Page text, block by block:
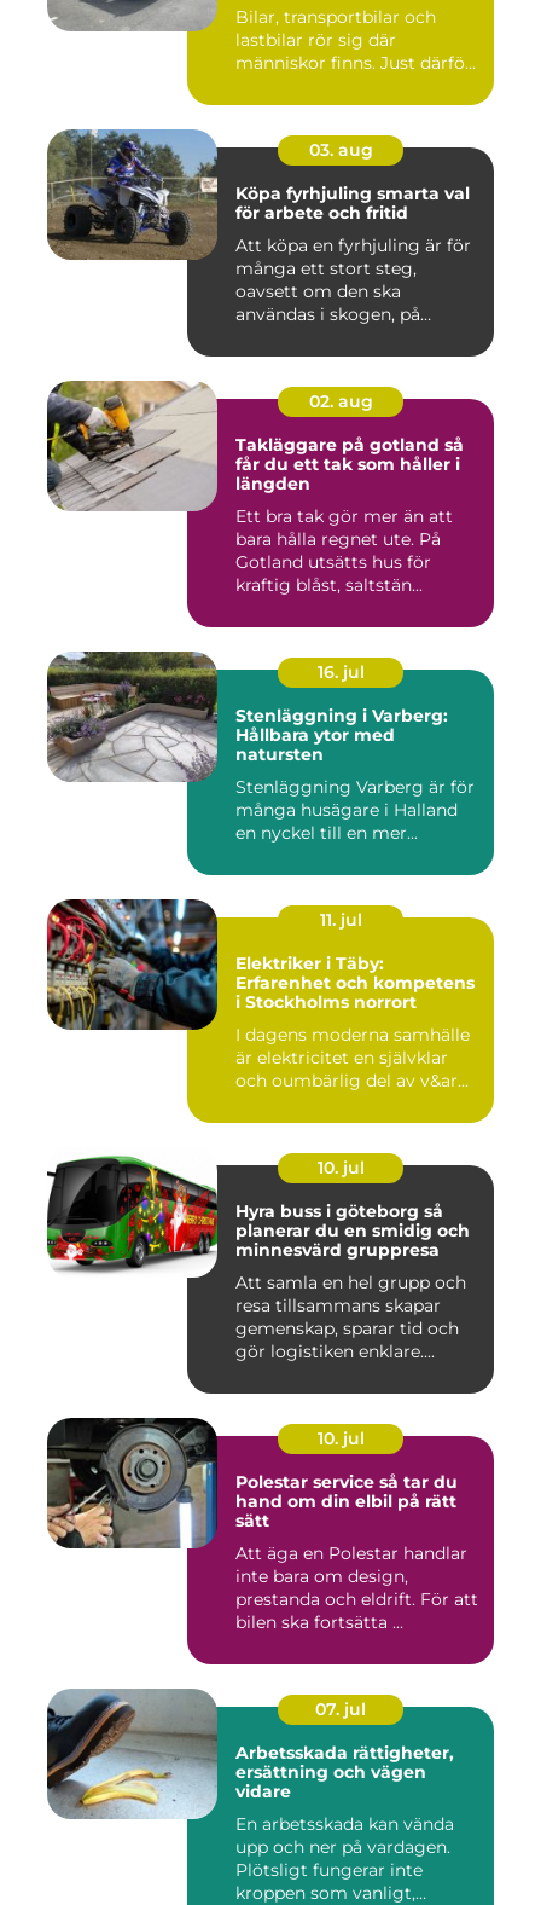
Bilar, transportbilar och
lastbilar rör sig där
människor finns. Just därfö...
03. aug
Köpa fyrhjuling smarta val
för arbete och fritid
Att köpa en fyrhjuling är för
många ett stort steg,
oavsett om den ska
användas i skogen, på
02. aug
Takläggare på gotland så
får du ett tak som håller i
längden
Ett bra tak gör mer än att
bara hålla regnet ute. På
Gotland utsätts hus för
kraftig blåst, saltstän...
16. jul
Stenläggning i Varberg:
Hållbara ytor med
natursten
Stenläggning Varberg är för
många husägare i Halland
en nyckel till en mer...
11. jul
Elektriker i Täby:
Erfarenhet och kompetens
i Stockholms norrort
I dagens moderna samhälle
är elektricitet en självklar
och oumbärlig del av v&ar...
10. jul
Hyra buss i göteborg så
planerar du en smidig och
minnesvärd gruppresa
Att samla en hel grupp och
resa tillsammans skapar
gemenskap, sparar tid och
gör logistiken enklare....
10. jul
Polestar service så tar du
hand om din elbil på rätt
sätt
Att äga en Polestar handlar
inte bara om design,
prestanda och eldrift. För att
bilen ska fortsätta ...
07. jul
Arbetsskada rättigheter,
ersättning och vägen
vidare
En arbetsskada kan vända
upp och ner på vardagen.
Plötsligt fungerar inte
kroppen som vanligt,